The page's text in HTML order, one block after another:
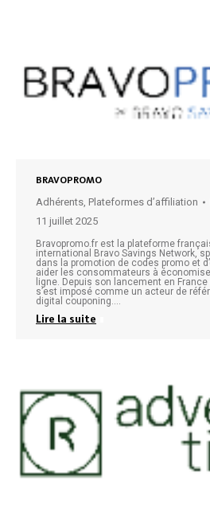
BRAVOPROMO
Adhérents, Plateformes d’affiliation
11 juillet 2025
Bravopromo.fr est la plateforme
international Bravo Savings Network,
dans la promotion de codes promo et
aider les consommateurs à
ligne. Depuis son lancement en
s’est imposé comme un acteur de
digital couponing.…
Lire la suite